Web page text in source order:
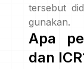
tersebut
gunakan.
Apa
dan